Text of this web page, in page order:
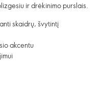
ir drėkinimo purslais.
skaidrų, švytintį
akcentu